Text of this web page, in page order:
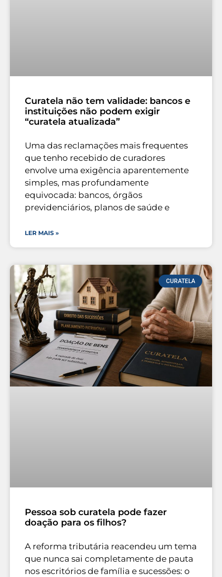
Curatela não tem validade: bancos e
instituições não podem exigir
“curatela atualizada”
Uma das reclamações mais frequentes
que tenho recebido de curadores
envolve uma exigência aparentemente
simples, mas profundamente
equivocada: bancos, órgãos
previdenciários, planos de saúde e
LER MAIS »
CURATELA
Pessoa sob curatela pode fazer
doação para os filhos?
A reforma tributária reacendeu um tema
que nunca sai completamente de pauta
nos escritórios de família e sucessões: o